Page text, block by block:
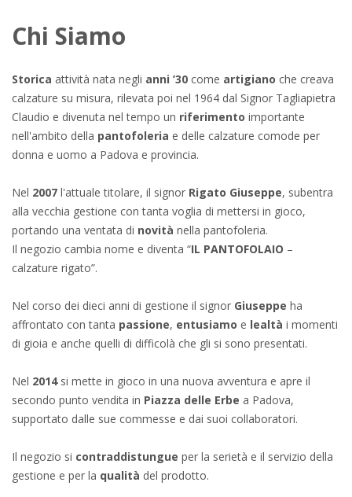
Chi Siamo
Storica attività nata negli anni ’30 come artigiano che creava
calzature su misura, rilevata poi nel 1964 dal Signor Tagliapietra
Claudio e divenuta nel tempo un riferimento importante
nell'ambito della pantofoleria e delle calzature comode per
donna e uomo a Padova e provincia.
Nel 2007 l'attuale titolare, il signor Rigato Giuseppe, subentra
alla vecchia gestione con tanta voglia di mettersi in gioco,
portando una ventata di novità nella pantofoleria.
Il negozio cambia nome e diventa “IL PANTOFOLAIO –
calzature rigato”.
Nel corso dei dieci anni di gestione il signor Giuseppe ha
affrontato con tanta passione, entusiamo e lealtà i momenti
di gioia e anche quelli di difficolà che gli si sono presentati.
Nel 2014si mette in gioco in una nuova avventura e apre il
secondo punto vendita in Piazza delle Erbe a Padova,
supportato dalle sue commesse e dai suoi collaboratori.
Il negozio si contraddistungue per la serietà e il servizio della
gestione e per la qualità del prodotto.